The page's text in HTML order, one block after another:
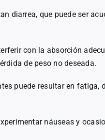
diarrea, que puede ser
con la absorción
de peso no deseada.
puede resultar en fatiga,
náuseas y